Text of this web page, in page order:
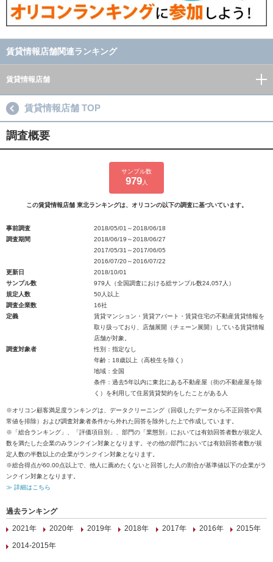
賃貸情報店舗関連ランキング
賃貸情報店舗
賃貸情報店舗 TOP
調査概要
サンプル数
979人
この賃貸情報店舗 東北ランキングは、オリコンの以下の調査に基づいています。
事前調査
2018/05/01～2018/06/18
調査期間
2018/06/19～2018/06/27
2017/05/31～2017/06/05
2016/07/20～2016/07/22
更新日
2018/10/01
サンプル数
979人（全国調査における総サンプル数24,057人）
規定人数
50人以上
調査企業数
16社
定義
賃貸マンション・賃貸アパート・賃貸住宅の不動産賃貸情報を
取り扱っており、店舗展開（チェーン展開）している賃貸情報
店舗が対象。
調査対象者
性別：指定なし
年齢：18歳以上（高校生を除く）
地域：全国
条件：過去5年以内に東北にある不動産屋（街の不動産屋を除
く）を利用して住居賃貸契約をしたことがある人
※オリコン顧客満足度ランキングは、データクリーニング（回収したデータから不正回答や異
常値を排除）および調査対象者条件から外れた回答を除外した上で作成しています。
※「総合ランキング」、「評価項目別」、部門の「業態別」においては有効回答者数が規定人
数を満たした企業のみランクイン対象となります。その他の部門においては有効回答者数が規
定人数の半数以上の企業がランクイン対象となります。
※総合得点が60.00点以上で、他人に薦めたくないと回答した人の割合が基準値以下の企業がラ
ンクイン対象となります。
≫ 詳細はこちら
過去ランキング
2021年
2020年 2019年 2018年 2017年 2016年
2015年
2014-2015年